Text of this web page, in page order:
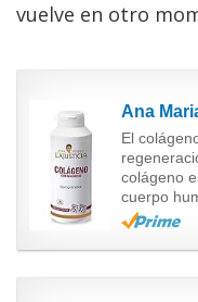
vuelve en otro
El
colágeno
cuerpo